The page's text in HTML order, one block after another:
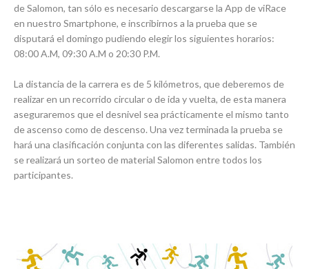
de Salomon, tan sólo es necesario descargarse la App de viRace
en nuestro Smartphone, e inscribirnos a la prueba que se
disputará el domingo pudiendo elegir los siguientes horarios:
08:00 A.M, 09:30 A.M o 20:30 P.M.
La distancia de la carrera es de 5 kilómetros, que deberemos de
realizar en un recorrido circular o de ida y vuelta, de esta manera
aseguraremos que el desnivel sea prácticamente el mismo tanto
de ascenso como de descenso. Una vez terminada la prueba se
hará una clasificación conjunta con las diferentes salidas. También
se realizará un sorteo de material Salomon entre todos los
participantes.